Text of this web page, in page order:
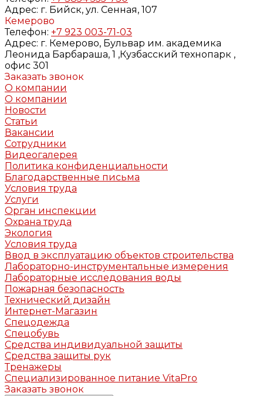
Адрес: г. Бийск, ул. Сенная, 107
Кемерово
Телефон: +7 923 003-71-03
Адрес: г. Кемерово, Бульвар им. академика
Леонида Барбараша, 1 ,Кузбасский технопарк ,
офис 301
Заказать звонок
О компании
О компании
Новости
Статьи
Вакансии
Сотрудники
Видеогалерея
Политика конфиденциальности
Благодарственные письма
Условия труда
Услуги
Орган инспекции
Охрана труда
Экология
Условия труда
Ввод в эксплуатацию объектов строительства
Лабораторно-инструментальные измерения
Лабораторные исследования воды
Пожарная безопасность
Технический дизайн
Интернет-Магазин
Спецодежда
Спецобувь
Средства индивидуальной защиты
Средства защиты рук
Тренажеры
Специализированное питание VitaPro
Заказать звонок